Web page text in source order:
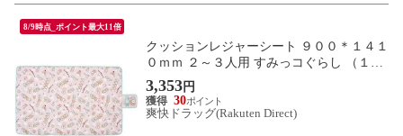
8/9時点_ポイント最大11倍
クッションレジャーシート ９００＊１４１
０ｍｍ ２～３人用 すみっコぐらし （１
枚）
3,353円
30
爽快ドラッグ(Rakuten Direct)